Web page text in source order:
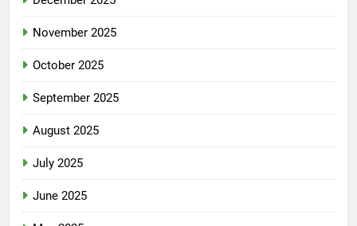
November 2025
October 2025
September 2025
August 2025
July 2025
June 2025